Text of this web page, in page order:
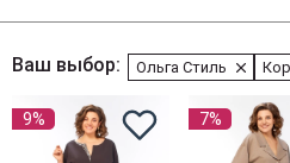
Ваш выбор: Ольга Стиль
9% 7%